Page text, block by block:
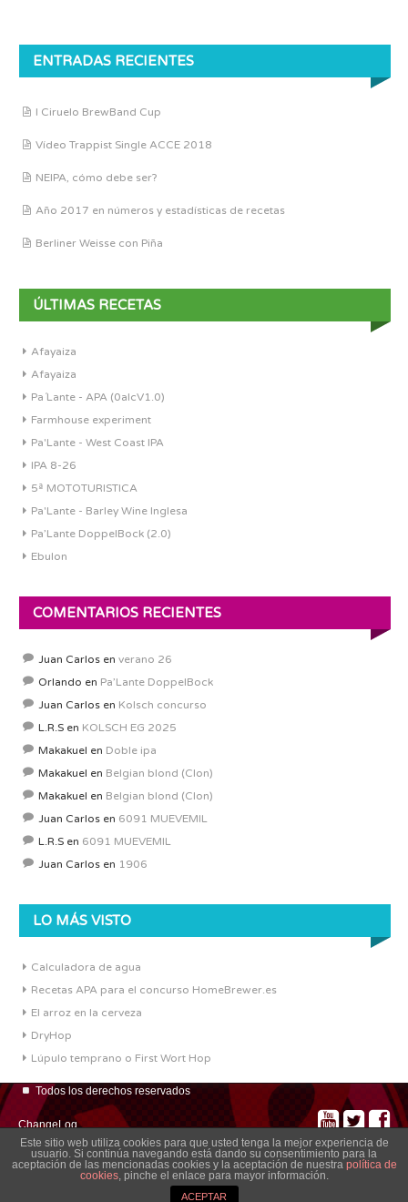
ENTRADAS RECIENTES
I Ciruelo BrewBand Cup
Vídeo Trappist Single ACCE 2018
NEIPA, cómo debe ser?
Año 2017 en números y estadísticas de recetas
Berliner Weisse con Piña
ÚLTIMAS RECETAS
Afayaiza
Afayaiza
Pa´Lante - APA (0alcV1.0)
Farmhouse experiment
Pa'Lante - West Coast IPA
IPA 8-26
5ª MOTOTURISTICA
Pa'Lante - Barley Wine Inglesa
Pa’Lante DoppelBock (2.0)
Ebulon
COMENTARIOS RECIENTES
Juan Carlos en verano 26
Orlando en Pa’Lante DoppelBock
Juan Carlos en Kolsch concurso
L.R.S en KOLSCH EG 2025
Makakuel en Doble ipa
Makakuel en Belgian blond (Clon)
Makakuel en Belgian blond (Clon)
Juan Carlos en 6091 MUEVEMIL
L.R.S en 6091 MUEVEMIL
Juan Carlos en 1906
LO MÁS VISTO
Calculadora de agua
Recetas APA para el concurso HomeBrewer.es
El arroz en la cerveza
DryHop
Lúpulo temprano o First Wort Hop
Todos los derechos reservados
ChangeLog
Este sitio web utiliza cookies para que usted tenga la mejor experiencia de
usuario. Si continúa navegando está dando su consentimiento para la
aceptación de las mencionadas cookies y la aceptación de nuestra política de
cookies, pinche el enlace para mayor información.
ACEPTAR